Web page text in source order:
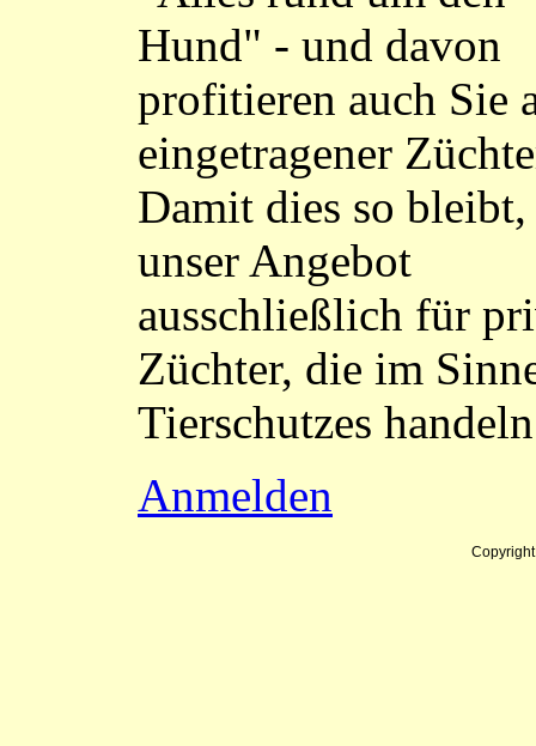
Hund" - und davon
profitieren auch Sie
eingetragener
Damit dies so
unser Angebot
ausschließlich für
Züchter, die im
Tierschutzes
Anmelden